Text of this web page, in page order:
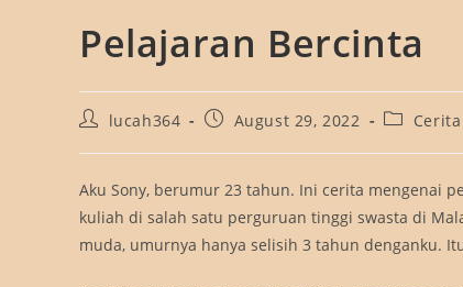
Pelajaran Bercinta
Postlucah364
PostAugust 29, 2022
Post
Aku Sony, berumur 23 tahun. Ini cerita mengenai
kuliah di salah satu perguruan tinggi swasta di
muda, umurnya hanya selisih 3 tahun denganku.